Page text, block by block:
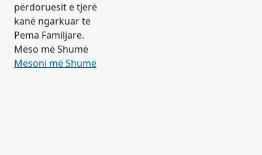
përdoruesit e tjerë
kanë ngarkuar te
Pema Familjare.
Mëso më Shumë
Mësoni më Shumë